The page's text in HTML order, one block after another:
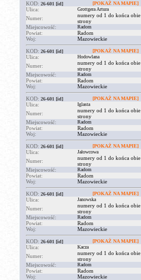
KOD: 26-601 [id] [POKAŻ NA MAPIE]
Ulica: Grottgera Artura
Numer:
numery od 1 do końca obie
strony
Miejscowość:
Radom
Powiat:
Radom
Woj:
Mazowieckie
KOD: 26-601 [id] [POKAŻ NA MAPIE]
Ulica: Hodowlana
Numer:
numery od 1 do końca obie
strony
Miejscowość:
Radom
Powiat:
Radom
Woj:
Mazowieckie
KOD: 26-601 [id] [POKAŻ NA MAPIE]
Ulica: Iglasta
Numer:
numery od 1 do końca obie
strony
Miejscowość:
Radom
Powiat:
Radom
Woj:
Mazowieckie
KOD: 26-601 [id] [POKAŻ NA MAPIE]
Ulica: Jałowcowa
Numer:
numery od 1 do końca obie
strony
Miejscowość:
Radom
Powiat:
Radom
Woj:
Mazowieckie
KOD: 26-601 [id] [POKAŻ NA MAPIE]
Ulica: Janowska
Numer:
numery od 1 do końca obie
strony
Miejscowość:
Radom
Powiat:
Radom
Woj:
Mazowieckie
KOD: 26-601 [id] [POKAŻ NA MAPIE]
Ulica: Kacza
Numer:
numery od 1 do końca obie
strony
Miejscowość:
Radom
Powiat:
Radom
Woj:
Mazowieckie